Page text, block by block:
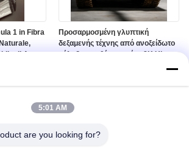
1 in Fibra
di Auto
Naturale
e Mostre
Προσαρμοσμένη γλυπτική
δεξαμενής τέχνης από ανοξείδωτο
χάλυβα με οθόνη τοπίου 8K Ultra
5:01 AM
are you looking for?